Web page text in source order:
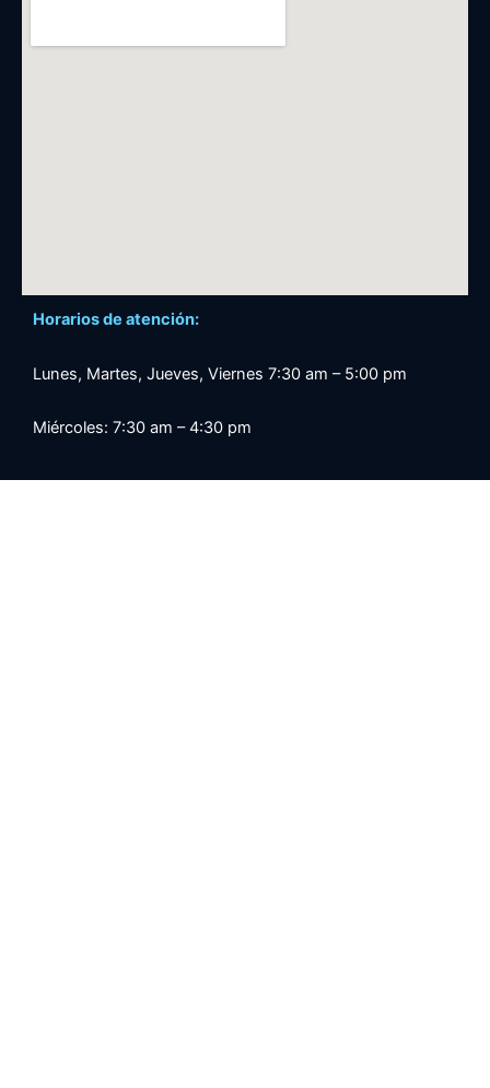
Horarios de atención:
Lunes, Martes, Jueves, Viernes 7:30 am – 5:00 pm
Miércoles: 7:30 am – 4:30 pm